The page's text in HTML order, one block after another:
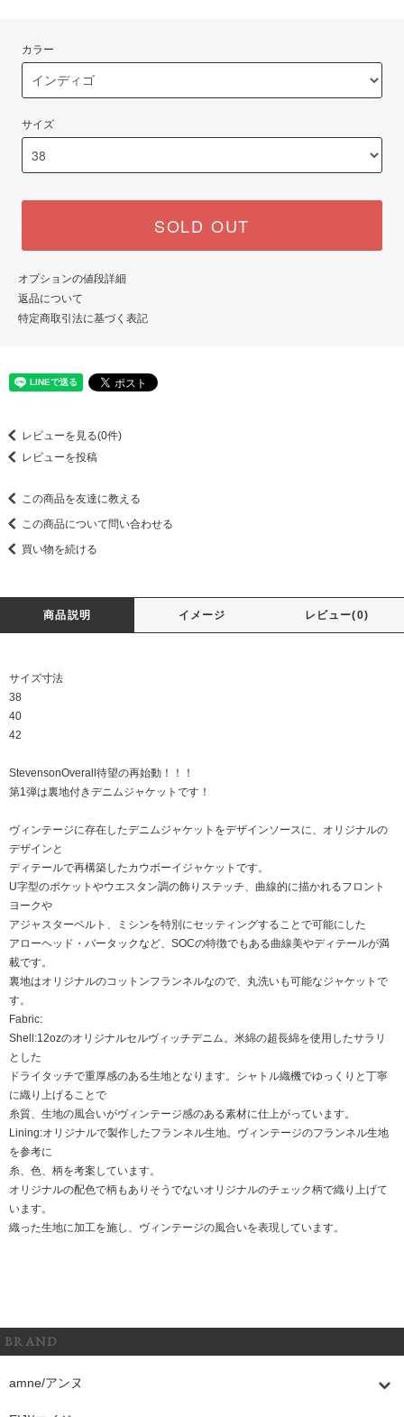
カラー
サイズ
SOLD OUT
オプションの値段詳細
返品について
特定商取引法に基づく表記
レビューを見る(0件)
レビューを投稿
この商品を友達に教える
この商品について問い合わせる
買い物を続ける
商品説明 イメージ レビュー(0)
サイズ寸法
38
40
42
StevensonOverall待望の再始動！！！
第1弾は裏地付きデニムジャケットです！
ヴィンテージに存在したデニムジャケットをデザインソースに、オリジナルの
デザインと
ディテールで再構築したカウボーイジャケットです。
U字型のポケットやウエスタン調の飾りステッチ、曲線的に描かれるフロント
ヨークや
アジャスターベルト、ミシンを特別にセッティングすることで可能にした
アローヘッド・バータックなど、SOCの特徴でもある曲線美やディテールが満
載です。
裏地はオリジナルのコットンフランネルなので、丸洗いも可能なジャケットで
す。
Fabric:
Shell:12ozのオリジナルセルヴィッチデニム。米綿の超長綿を使用したサラリ
とした
ドライタッチで重厚感のある生地となります。シャトル織機でゆっくりと丁寧
に織り上げることで
糸質、生地の風合いがヴィンテージ感のある素材に仕上がっています。
Lining:オリジナルで製作したフランネル生地。ヴィンテージのフランネル生地
を参考に
糸、色、柄を考案しています。
オリジナルの配色で柄もありそうでないオリジナルのチェック柄で織り上げて
います。
織った生地に加工を施し、ヴィンテージの風合いを表現しています。
BRAND
amne/アンヌ